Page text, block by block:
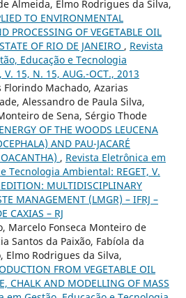
Almeida, Elmo Rodrigues da Silva,
TO ENVIRONMENTAL
PROCESSING OF VEGETABLE OIL
OF RIO DE JANEIRO , Revista
Educação e Tecnologia
15, N. 15, AUG.-OCT., 2013
Florindo Machado, Azarias
Alessandro de Paula Silva,
de Sena, Sérgio Thode
OF THE WOODS LEUCENA
AND PAU-JACARÉ
, Revista Eletrônica em
Tecnologia Ambiental: REGET, V.
MULTIDISCIPLINARY
MANAGEMENT (LMGR) – IFRJ –
CAXIAS – RJ
Marcelo Fonseca Monteiro de
Santos da Paixão, Fabíola da
Elmo Rodrigues da Silva,
FROM VEGETABLE OIL
CHALK AND MODELLING OF MASS